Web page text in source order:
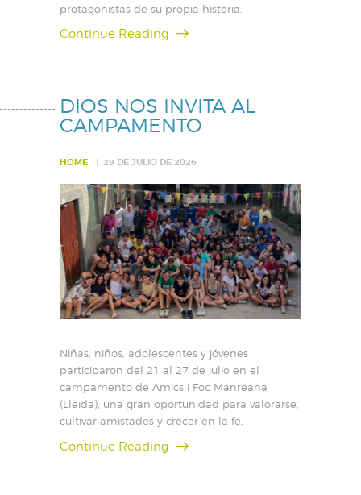
protagonistas de su propia historia.
Continue Reading
DIOS NOS INVITA AL
CAMPAMENTO
HOME 29 DE JULIO DE 2026
Niñas, niños, adolescentes y jóvenes
participaron del 21 al 27 de julio en el
campamento de Amics i Foc Manreana
(Lleida), una gran oportunidad para valorarse,
cultivar amistades y crecer en la fe.
Continue Reading